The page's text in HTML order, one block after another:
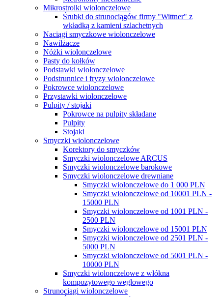
Mikrostroiki wiolonczelowe
Śrubki do strunociągów firmy "Wittner" z
wkładką z kamieni szlachetnych
Naciągi smyczkowe wiolonczelowe
Nawilżacze
Nóżki wiolonczelowe
Pasty do kołków
Podstawki wiolonczelowe
Podstrunnice i fryzy wiolonczelowe
Pokrowce wiolonczelowe
Przystawki wiolonczelowe
Pulpity / stojaki
Pokrowce na pulpity składane
Pulpity
Stojaki
Smyczki wiolonczelowe
Korektory do smyczków
Smyczki wiolonczelowe ARCUS
Smyczki wiolonczelowe barokowe
Smyczki wiolonczelowe drewniane
Smyczki wiolonczelowe do 1 000 PLN
Smyczki wiolonczelowe od 10001 PLN -
15000 PLN
Smyczki wiolonczelowe od 1001 PLN -
2500 PLN
Smyczki wiolonczelowe od 15001 PLN
Smyczki wiolonczelowe od 2501 PLN -
5000 PLN
Smyczki wiolonczelowe od 5001 PLN -
10000 PLN
Smyczki wiolonczelowe z włókna
kompozytowego węglowego
Strunociągi wiolonczelowe